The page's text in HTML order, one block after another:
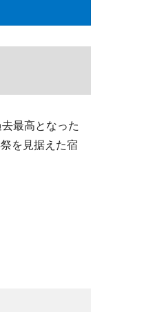
最高となった
を見据えた宿